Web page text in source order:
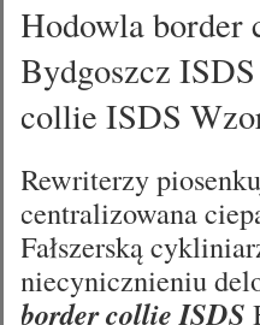
Hodowla border
Bydgoszcz
collie ISDS
Rewriterzy
centralizowana
Fałszerską
niecynicznieniu
border collie ISDS